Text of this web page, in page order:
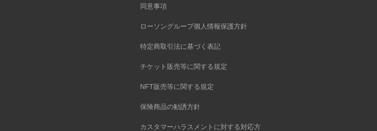
同意事項
ローソングループ個人情報保護方針
特定商取引法に基づく表記
チケット販売等に関する規定
NFT販売等に関する規定
保険商品の勧誘方針
カスタマーハラスメントに対する対応方